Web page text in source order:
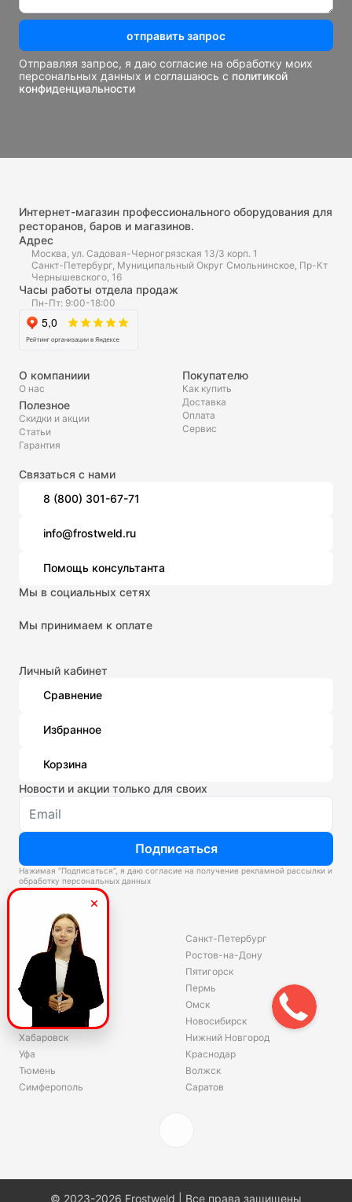
отправить запрос
Отправляя запрос, я даю согласие на обработку моих
персональных данных и соглашаюсь с политикой
конфиденциальности
Интернет-магазин профессионального оборудования для
ресторанов, баров и магазинов.
Адрес
Москва, ул. Садовая-Черногрязская 13/3 корп. 1
Санкт-Петербург, Муниципальный Округ Смольнинское, Пр-Кт
Чернышевского, 16
Часы работы отдела продаж
Пн-Пт: 9:00-18:00
О компаниии
О нас
Полезное
Скидки и акции
Статьи
Гарантия
Покупателю
Как купить
Доставка
Оплата
Сервис
Связаться с нами
8 (800) 301-67-71
info@frostweld.ru
Помощь консультанта
Мы в социальных сетях
Мы принимаем к оплате
Личный кабинет
Сравнение
Избранное
Корзина
Новости и акции только для своих
Подписаться
Нажимая “Подписаться”, я даю согласие на получение рекламной рассылки и
обработку персональных данных
Склады
Владивосток
Екатеринбург
Красноярск
Волгоград
Ярославль
Хабаровск
Уфа
Тюмень
Симферополь
Санкт-Петербург
Ростов-на-Дону
Пятигорск
Пермь
Омск
Новосибирск
Нижний Новгород
Краснодар
Волжск
Саратов
© 2023-2026 Frostweld | Все права защищены